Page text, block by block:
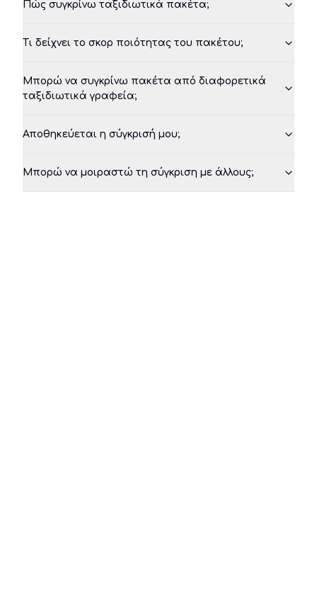
Πώς συγκρίνω ταξιδιωτικά πακέτα;
Τι δείχνει το σκορ ποιότητας του πακέτου;
Μπορώ να συγκρίνω πακέτα από διαφορετικά
ταξιδιωτικά γραφεία;
Αποθηκεύεται η σύγκρισή μου;
Μπορώ να μοιραστώ τη σύγκριση με άλλους;